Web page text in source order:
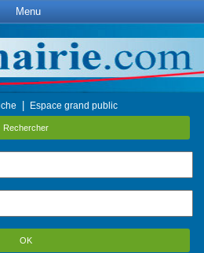
Menu
Espace grand public
Rechercher
OK